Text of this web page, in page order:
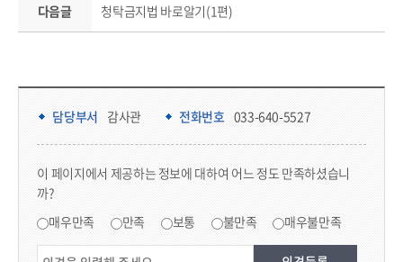
다음글 청탁금지법 바로알기(1편)
담당부서 정보 & 컨텐츠 만족도 조사 & 공공저작물 자유이용 허락 표시
담당부서 감사관 전화번호 033-640-5527
이 페이지에서 제공하는 정보에 대하여 어느 정도 만족하셨습니
까?
매우만족 만족 보통 불만족 매우불만족